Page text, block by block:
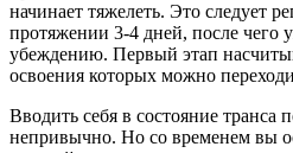
начинает тяжелеть. Это следует
протяжении 3-4 дней, после чего
убеждению. Первый этап
освоения которых можно
Вводить себя в состояние транса
непривычно. Но со временем вы